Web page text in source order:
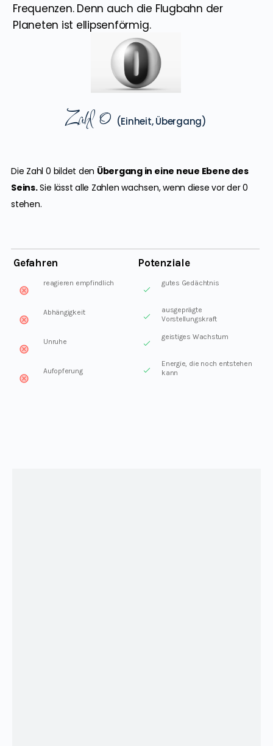
Frequenzen. Denn auch die Flugbahn der
Planeten ist ellipsenförmig.
Zahl 0 (Einheit, Übergang)
Die Zahl 0 bildet den Übergang in eine neue Ebene des
Seins.Sie lässt alle Zahlen wachsen, wenn diese vor der 0
stehen.
Gefahren Potenziale
reagieren empfindlich
Abhängigkeit
Unruhe
Aufopferung
gutes Gedächtnis
ausgeprägte
Vorstellungskraft
geistiges Wachstum
Energie, die noch entstehen
kann